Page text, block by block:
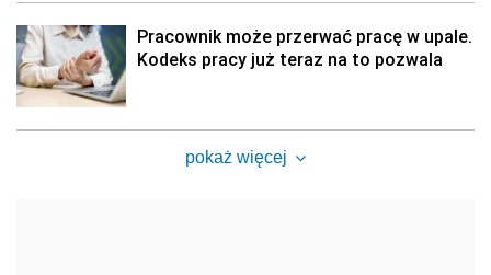
Pracownik może przerwać pracę w upale.
Kodeks pracy już teraz na to pozwala
pokaż więcej